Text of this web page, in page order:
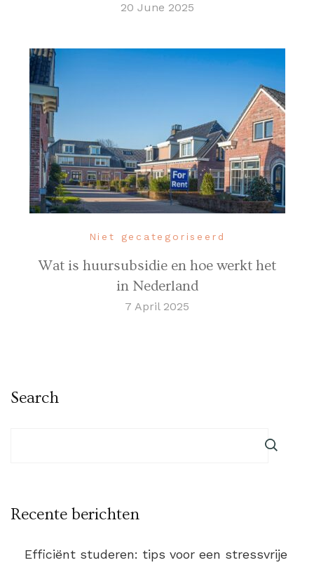
20 June 2025
Niet gecategoriseerd
Wat is huursubsidie en hoe werkt het
in Nederland
7 April 2025
Search
Recente berichten
Efficiënt studeren: tips voor een stressvrije